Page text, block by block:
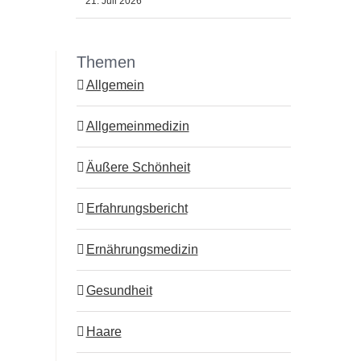
Themen
Allgemein
Allgemeinmedizin
Äußere Schönheit
Erfahrungsbericht
Ernährungsmedizin
Gesundheit
Haare